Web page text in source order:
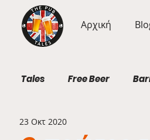
Αρχική
Tales Free Beer
Wednesdays
23 Οκτ 2020